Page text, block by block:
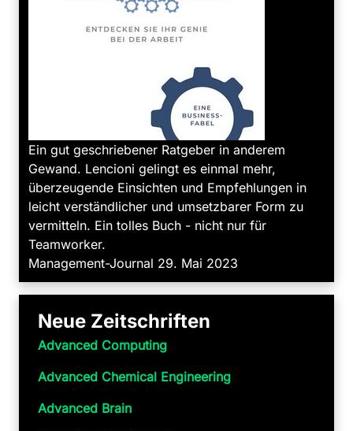
Ein gut geschriebener Ratgeber in anderem
Gewand. Lencioni gelingt es einmal mehr,
überzeugende Einsichten und Empfehlungen in
leicht verständlicher und umsetzbarer Form zu
vermitteln. Ein tolles Buch - nicht nur für
Teamworker.
Management-Journal 29. Mai 2023
Neue Zeitschriften
Advanced Computing
Advanced Chemical Engineering
Advanced Brain